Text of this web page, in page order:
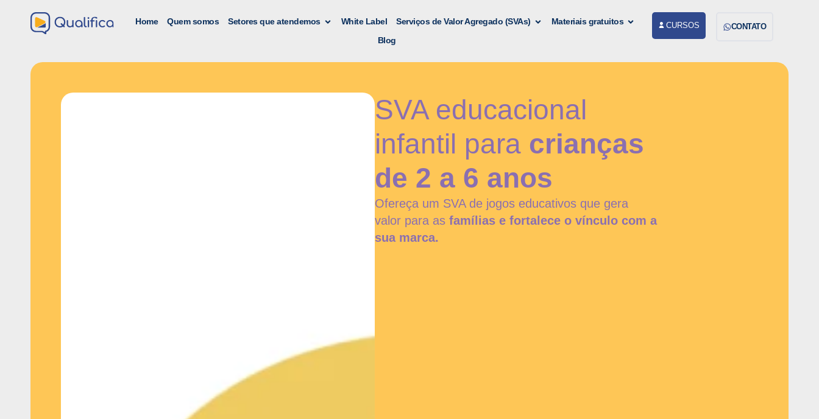
Home Quem somos Setores que atendemos White Label Serviços de Valor Agregado (SVAs)
Materiais gratuitos
Blog
CURSOS CONTATO
SVA educacional
infantil para crianças
de 2 a 6 anos
Ofereça um SVA de jogos educativos que gera
valor para as famílias e fortalece o vínculo com a
sua marca.